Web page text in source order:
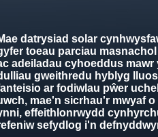
datrysiad solar
toeau parciau
adeiladau cyhoeddus mawr
gweithredu hyblyg
ar fodiwlau pŵer
mae'n sicrhau'r mwyaf
effeithlonrwydd
sefydlog i'n